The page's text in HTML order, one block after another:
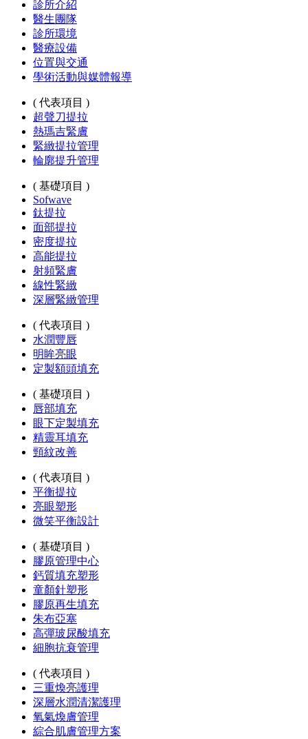
診所介紹
醫生團隊
診所環境
醫療設備
位置與交通
學術活動與媒體報導
( 代表項目 )
超聲刀提拉
熱瑪吉緊膚
緊緻提拉管理
輪廓提升管理
( 基礎項目 )
Sofwave
鈦提拉
面部提拉
密度提拉
高能提拉
射頻緊膚
線性緊緻
深層緊緻管理
( 代表項目 )
水潤豐唇
明眸亮眼
定製額頭填充
( 基礎項目 )
唇部填充
眼下定製填充
精靈耳填充
頸紋改善
( 代表項目 )
平衡提拉
亮眼塑形
微笑平衡設計
( 基礎項目 )
膠原管理中心
鈣質填充塑形
童顏針塑形
膠原再生填充
朱布亞塞
高彈玻尿酸填充
細胞抗衰管理
( 代表項目 )
三重煥亮護理
深層水潤清潔護理
氧氣煥膚管理
綜合肌膚管理方案